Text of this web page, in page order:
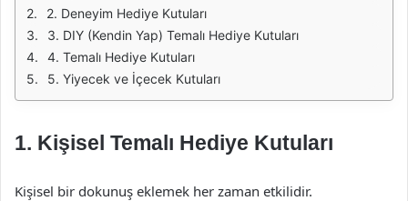
2. Deneyim Hediye Kutuları
3. DIY (Kendin Yap) Temalı Hediye Kutuları
4. Temalı Hediye Kutuları
5. Yiyecek ve İçecek Kutuları
1. Kişisel Temalı Hediye Kutuları
Kişisel bir dokunuş eklemek her zaman etkilidir.